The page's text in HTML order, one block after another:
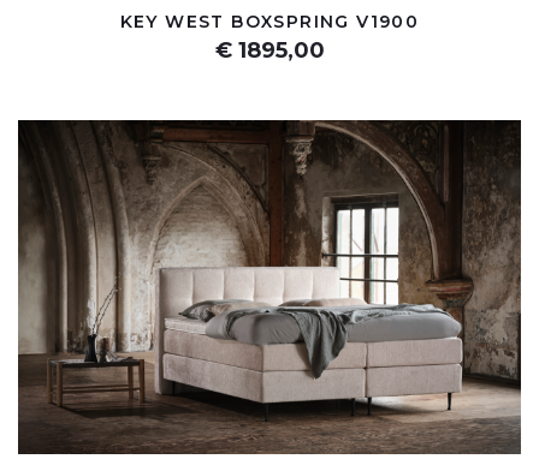
KEY WEST BOXSPRING V1900
€ 1895,00